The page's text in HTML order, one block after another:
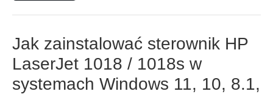
Jak zainstalować sterownik HP
LaserJet 1018 / 1018s w
systemach Windows 11, 10, 8.1,